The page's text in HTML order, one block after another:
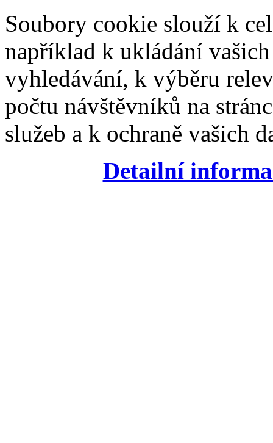
Soubory cookie slouží k
například k ukládání
vyhledávání, k výběru
počtu návštěvníků na
služeb a k ochraně vašich
Detailní